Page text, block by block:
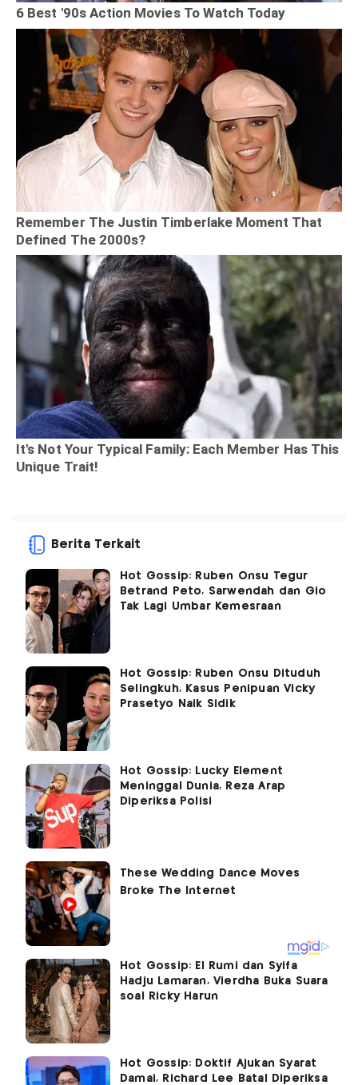
Berita Terkait
Hot Gossip: Ruben Onsu Tegur
Betrand Peto, Sarwendah dan Gio
Tak Lagi Umbar Kemesraan
Hot Gossip: Ruben Onsu Dituduh
Selingkuh, Kasus Penipuan Vicky
Prasetyo Naik Sidik
Hot Gossip: Lucky Element
Meninggal Dunia, Reza Arap
Diperiksa Polisi
Hot Gossip: El Rumi dan Syifa
Hadju Lamaran, Vierdha Buka Suara
soal Ricky Harun
Hot Gossip: Doktif Ajukan Syarat
Damai, Richard Lee Batal Diperiksa